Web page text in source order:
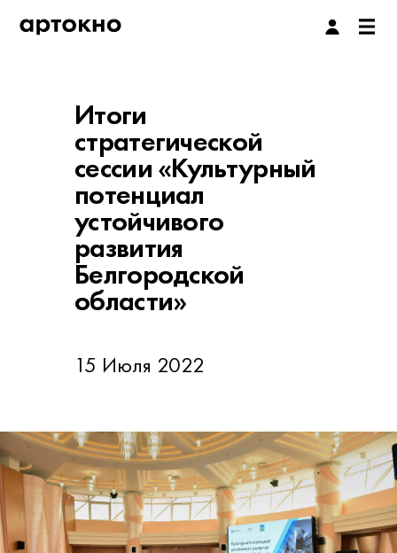
Итоги
стратегической
сессии «Культурный
потенциал
устойчивого
развития
Белгородской
области»
15 Июля 2022